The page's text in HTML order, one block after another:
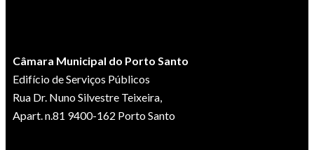
Câmara Municipal do Porto Santo
Edifício de Serviços Públicos
Rua Dr. Nuno Silvestre Teixeira,
Apart. n.81 9400-162 Porto Santo